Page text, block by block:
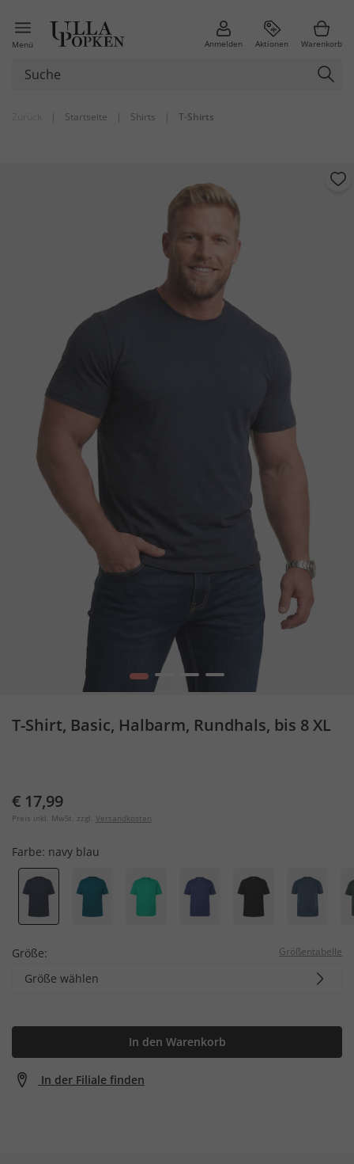
Menü Anmelden Aktionen Warenkorb
| Startseite | Shirts | T-Shirts
1 3 4
T-Shirt, Basic, Halbarm, Rundhals, bis 8 XL
€ 17,99
Preis inkl. MwSt. zzgl. Versandkosten
Farbe: navy blau
Größe: Größentabelle
Größe wählen
In den Warenkorb
In der Filiale finden